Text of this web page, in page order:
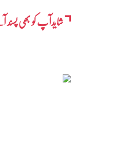
شایدآپ کو بھی